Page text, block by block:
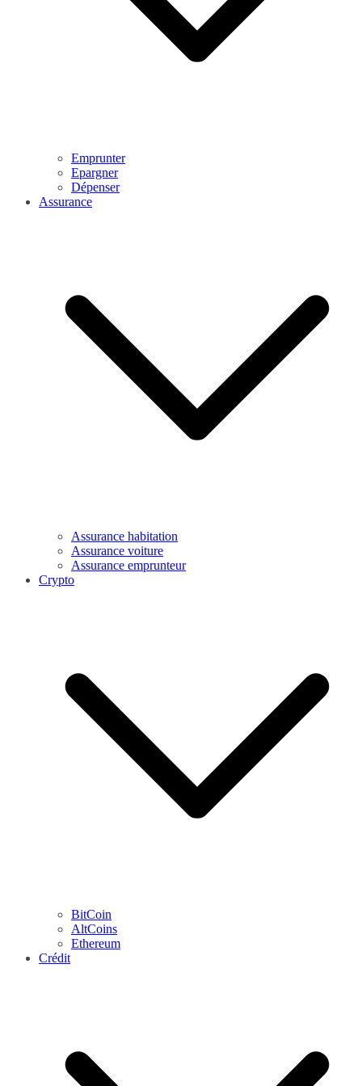
Emprunter
Epargner
Dépenser
Assurance
Assurance habitation
Assurance voiture
Assurance emprunteur
Crypto
BitCoin
AltCoins
Ethereum
Crédit